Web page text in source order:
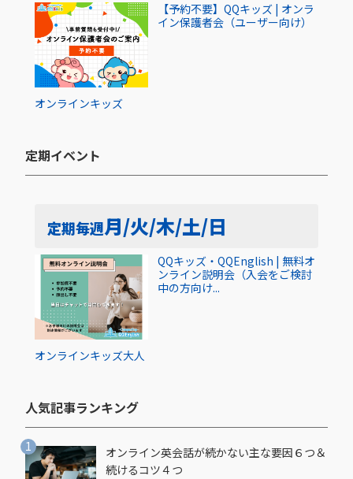
オンラインキッズ
【予約不要】QQキッズ | オンラ
イン保護者会（ユーザー向け）
定期イベント​
定期毎週月/火/木/土/日
オンラインキッズ大人
QQキッズ・QQEnglish | 無料オ
ンライン説明会（入会をご検討
中の方向け...
人気記事ランキング​
オンライン英会話が続かない主な要因６つ＆
続けるコツ４つ